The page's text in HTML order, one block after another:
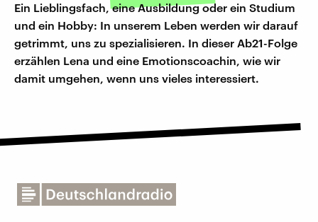
Ein Lieblingsfach, eine Ausbildung oder ein Studium
und ein Hobby: In unserem Leben werden wir darauf
getrimmt, uns zu spezialisieren. In dieser Ab21-Folge
erzählen Lena und eine Emotionscoachin, wie wir
damit umgehen, wenn uns vieles interessiert.